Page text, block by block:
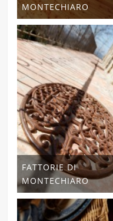
MONTECHIARO
FATTORIE DI
MONTECHIARO